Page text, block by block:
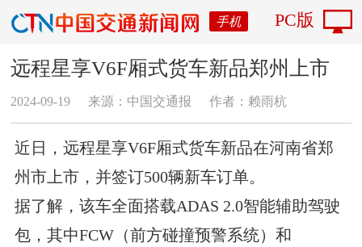
手机 PC版
远程星享V6F厢式货车新品郑州上市
2024-09-19 来源：中国交通报 作者：赖雨杭
近日，远程星享V6F厢式货车新品在河南省郑
州市上市，并签订500辆新车订单。
据了解，该车全面搭载ADAS 2.0智能辅助驾驶
包，其中FCW（前方碰撞预警系统）和